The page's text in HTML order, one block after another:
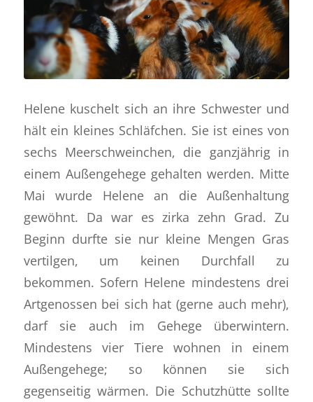
Helene kuschelt sich an ihre Schwester und
hält ein kleines Schläfchen. Sie ist eines von
sechs Meerschweinchen, die ganzjährig in
einem Außengehege gehalten werden. Mitte
Mai wurde Helene an die Außenhaltung
gewöhnt. Da war es zirka zehn Grad. Zu
Beginn durfte sie nur kleine Mengen Gras
vertilgen, um keinen Durchfall zu
bekommen. Sofern Helene mindestens drei
Artgenossen bei sich hat (gerne auch mehr),
darf sie auch im Gehege überwintern.
Mindestens vier Tiere wohnen in einem
Außengehege; so können sie sich
gegenseitig wärmen. Die Schutzhütte sollte